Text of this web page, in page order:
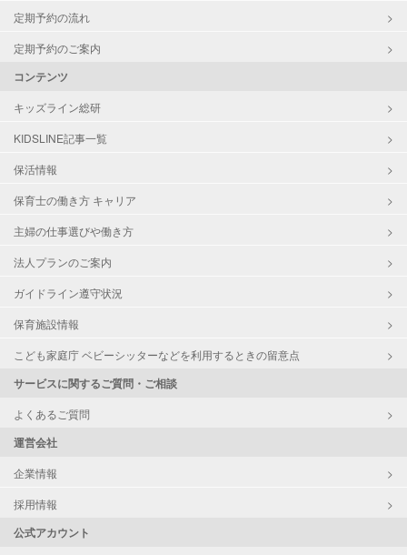
定期予約の流れ
定期予約のご案内
コンテンツ
キッズライン総研
KIDSLINE記事一覧
保活情報
保育士の働き方 キャリア
主婦の仕事選びや働き方
法人プランのご案内
ガイドライン遵守状況
保育施設情報
こども家庭庁 ベビーシッターなどを利用するときの留意点
サービスに関するご質問・ご相談
よくあるご質問
運営会社
企業情報
採用情報
公式アカウント